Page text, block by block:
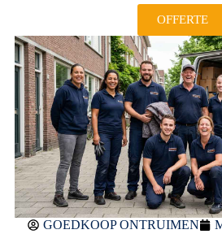
OFFERTE
GOEDKOOP ONTRUIMEN